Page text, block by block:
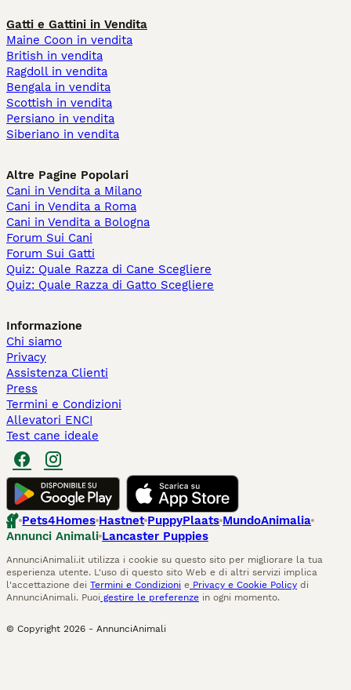
Gatti e Gattini in Vendita
Maine Coon in vendita
British in vendita
Ragdoll in vendita
Bengala in vendita
Scottish in vendita
Persiano in vendita
Siberiano in vendita
Altre Pagine Popolari
Cani in Vendita a Milano
Cani in Vendita a Roma
Cani in Vendita a Bologna
Forum Sui Cani
Forum Sui Gatti
Quiz: Quale Razza di Cane Scegliere
Quiz: Quale Razza di Gatto Scegliere
Informazione
Chi siamo
Privacy
Assistenza Clienti
Press
Termini e Condizioni
Allevatori ENCI
Test cane ideale
Pets4Homes Hastnet PuppyPlaats MundoAnimalia
Annunci Animali Lancaster Puppies
AnnunciAnimali.it utilizza i cookie su questo sito per migliorare la tua
esperienza utente. L'uso di questo sito Web e di altri servizi implica
l'accettazione dei Termini e Condizioni e Privacy e Cookie Policy di
AnnunciAnimali. Puoi gestire le preferenze in ogni momento.
© Copyright 2026 - AnnunciAnimali